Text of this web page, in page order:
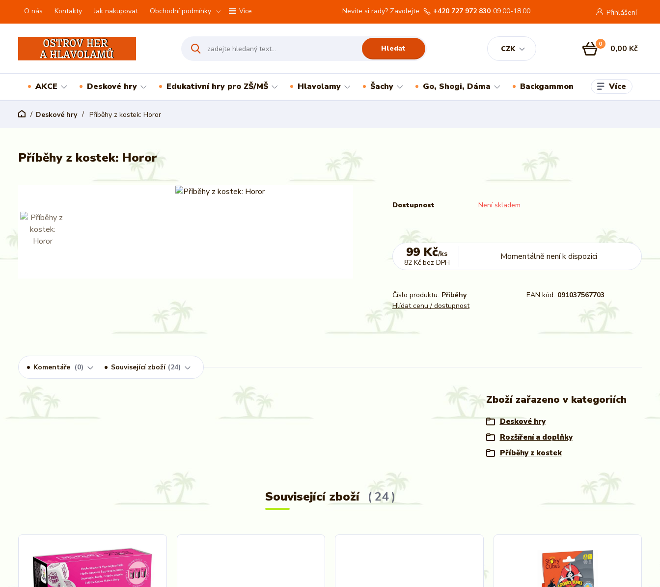
O nás Kontakty Jak nakupovat Obchodní podmínky Více
CZK
Přihlášení
Hledat
Nevíte si rady? Zavolejte. +420 727 972 830 09:00-18:00
0 0,00 Kč
AKCE Deskové hry Edukativní hry pro ZŠ/MŠ Hlavolamy Šachy Go, Shogi, Dáma Backgammon Více
Deskové hry Příběhy z kostek: Horor
Příběhy z kostek: Horor
Dostupnost Není skladem
99 Kč/ks
82 Kč bez DPH
Momentálně není k dispozici
Číslo produktu: Příběhy EAN kód: 091037567703
Hlídat cenu / dostupnost
Komentáře 0 Související zboží 24
Zboží zařazeno v kategoriích
Deskové hry
Rozšíření a doplňky
Příběhy z kostek
Související zboží 24